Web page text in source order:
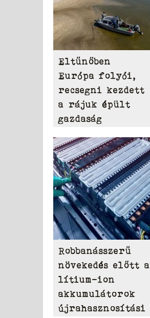
Eltűnőben
Európa folyói,
recsegni kezdett
a rájuk épült
gazdaság
Robbanásszerű
növekedés előtt a
lítium-ion
akkumulátorok
újrahasznosítási